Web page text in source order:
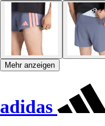
Mehr anzeigen
adidas